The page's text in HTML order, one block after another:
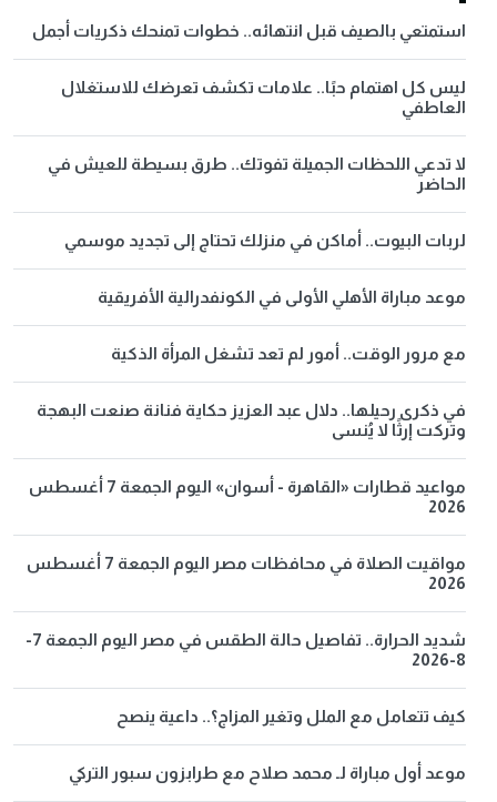
استمتعي بالصيف قبل انتهائه.. خطوات تمنحك ذكريات أجمل
ليس كل اهتمام حبًا.. علامات تكشف تعرضك للاستغلال
العاطفي
لا تدعي اللحظات الجميلة تفوتك.. طرق بسيطة للعيش في
الحاضر
لربات البيوت.. أماكن في منزلك تحتاج إلى تجديد موسمي
موعد مباراة الأهلي الأولى في الكونفدرالية الأفريقية
مع مرور الوقت.. أمور لم تعد تشغل المرأة الذكية
في ذكرى رحيلها.. دلال عبد العزيز حكاية فنانة صنعت البهجة
وتركت إرثًا لا يُنسى
مواعيد قطارات «القاهرة - أسوان» اليوم الجمعة 7 أغسطس
2026
مواقيت الصلاة في محافظات مصر اليوم الجمعة 7 أغسطس
2026
شديد الحرارة.. تفاصيل حالة الطقس في مصر اليوم الجمعة 7-
8-2026
كيف تتعامل مع الملل وتغير المزاج؟.. داعية ينصح
موعد أول مباراة لـ محمد صلاح مع طرابزون سبور التركي